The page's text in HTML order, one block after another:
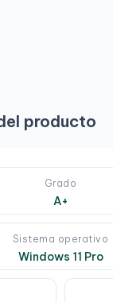
producto
Grado
A+
Sistema operativo
Windows 11 Pro